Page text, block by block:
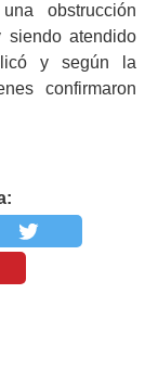
obstrucción
atendido
y según la
confirmaron